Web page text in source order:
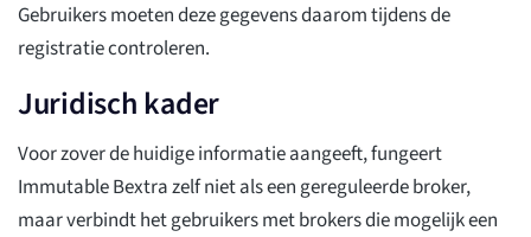
Gebruikers moeten deze gegevens daarom tijdens de
registratie controleren.
Juridisch kader
Voor zover de huidige informatie aangeeft, fungeert
Immutable Bextra zelf niet als een gereguleerde broker,
maar verbindt het gebruikers met brokers die mogelijk een